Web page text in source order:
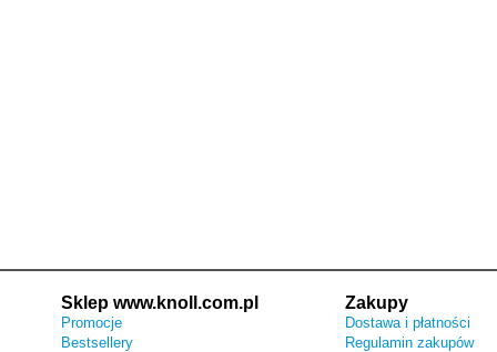
Sklep www.knoll.com.pl
Promocje
Bestsellery
Zakupy
Dostawa i płatności
Regulamin zakupów